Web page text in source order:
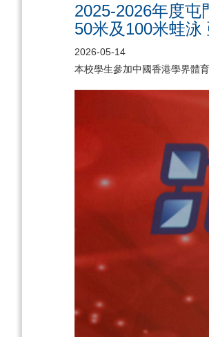
2025-2026年度屯
50米及100米蛙泳
2026-05-14
本校學生參加中國香港學界體